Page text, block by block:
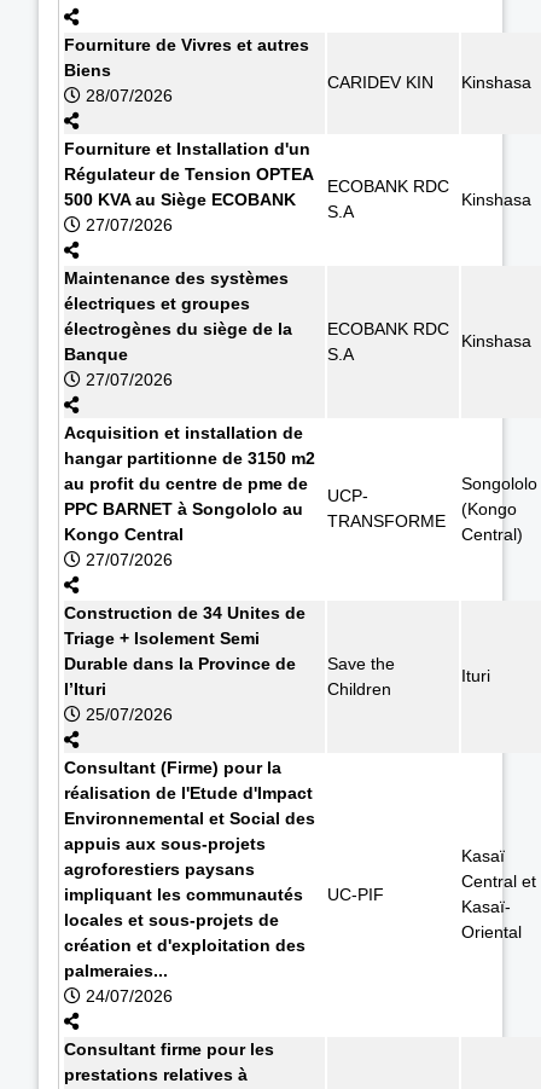
Fourniture de Vivres et autres
Biens
28/07/2026
CARIDEV KIN Kinshasa
Fourniture et Installation d'un
Régulateur de Tension OPTEA
500 KVA au Siège ECOBANK
27/07/2026
ECOBANK RDC
S.A
Kinshasa
Maintenance des systèmes
électriques et groupes
électrogènes du siège de la
Banque
27/07/2026
ECOBANK RDC
S.A
Kinshasa
Acquisition et installation de
hangar partitionne de 3150 m2
au profit du centre de pme de
PPC BARNET à Songololo au
Kongo Central
27/07/2026
UCP-
TRANSFORME
Songololo
(Kongo
Central)
Construction de 34 Unites de
Triage + Isolement Semi
Durable dans la Province de
l’Ituri
25/07/2026
Save the
Children
Ituri
Consultant (Firme) pour la
réalisation de l'Etude d'Impact
Environnemental et Social des
appuis aux sous-projets
agroforestiers paysans
impliquant les communautés
locales et sous-projets de
création et d'exploitation des
palmeraies...
24/07/2026
UC-PIF
Kasaï
Central et
Kasaï-
Oriental
Consultant firme pour les
prestations relatives à